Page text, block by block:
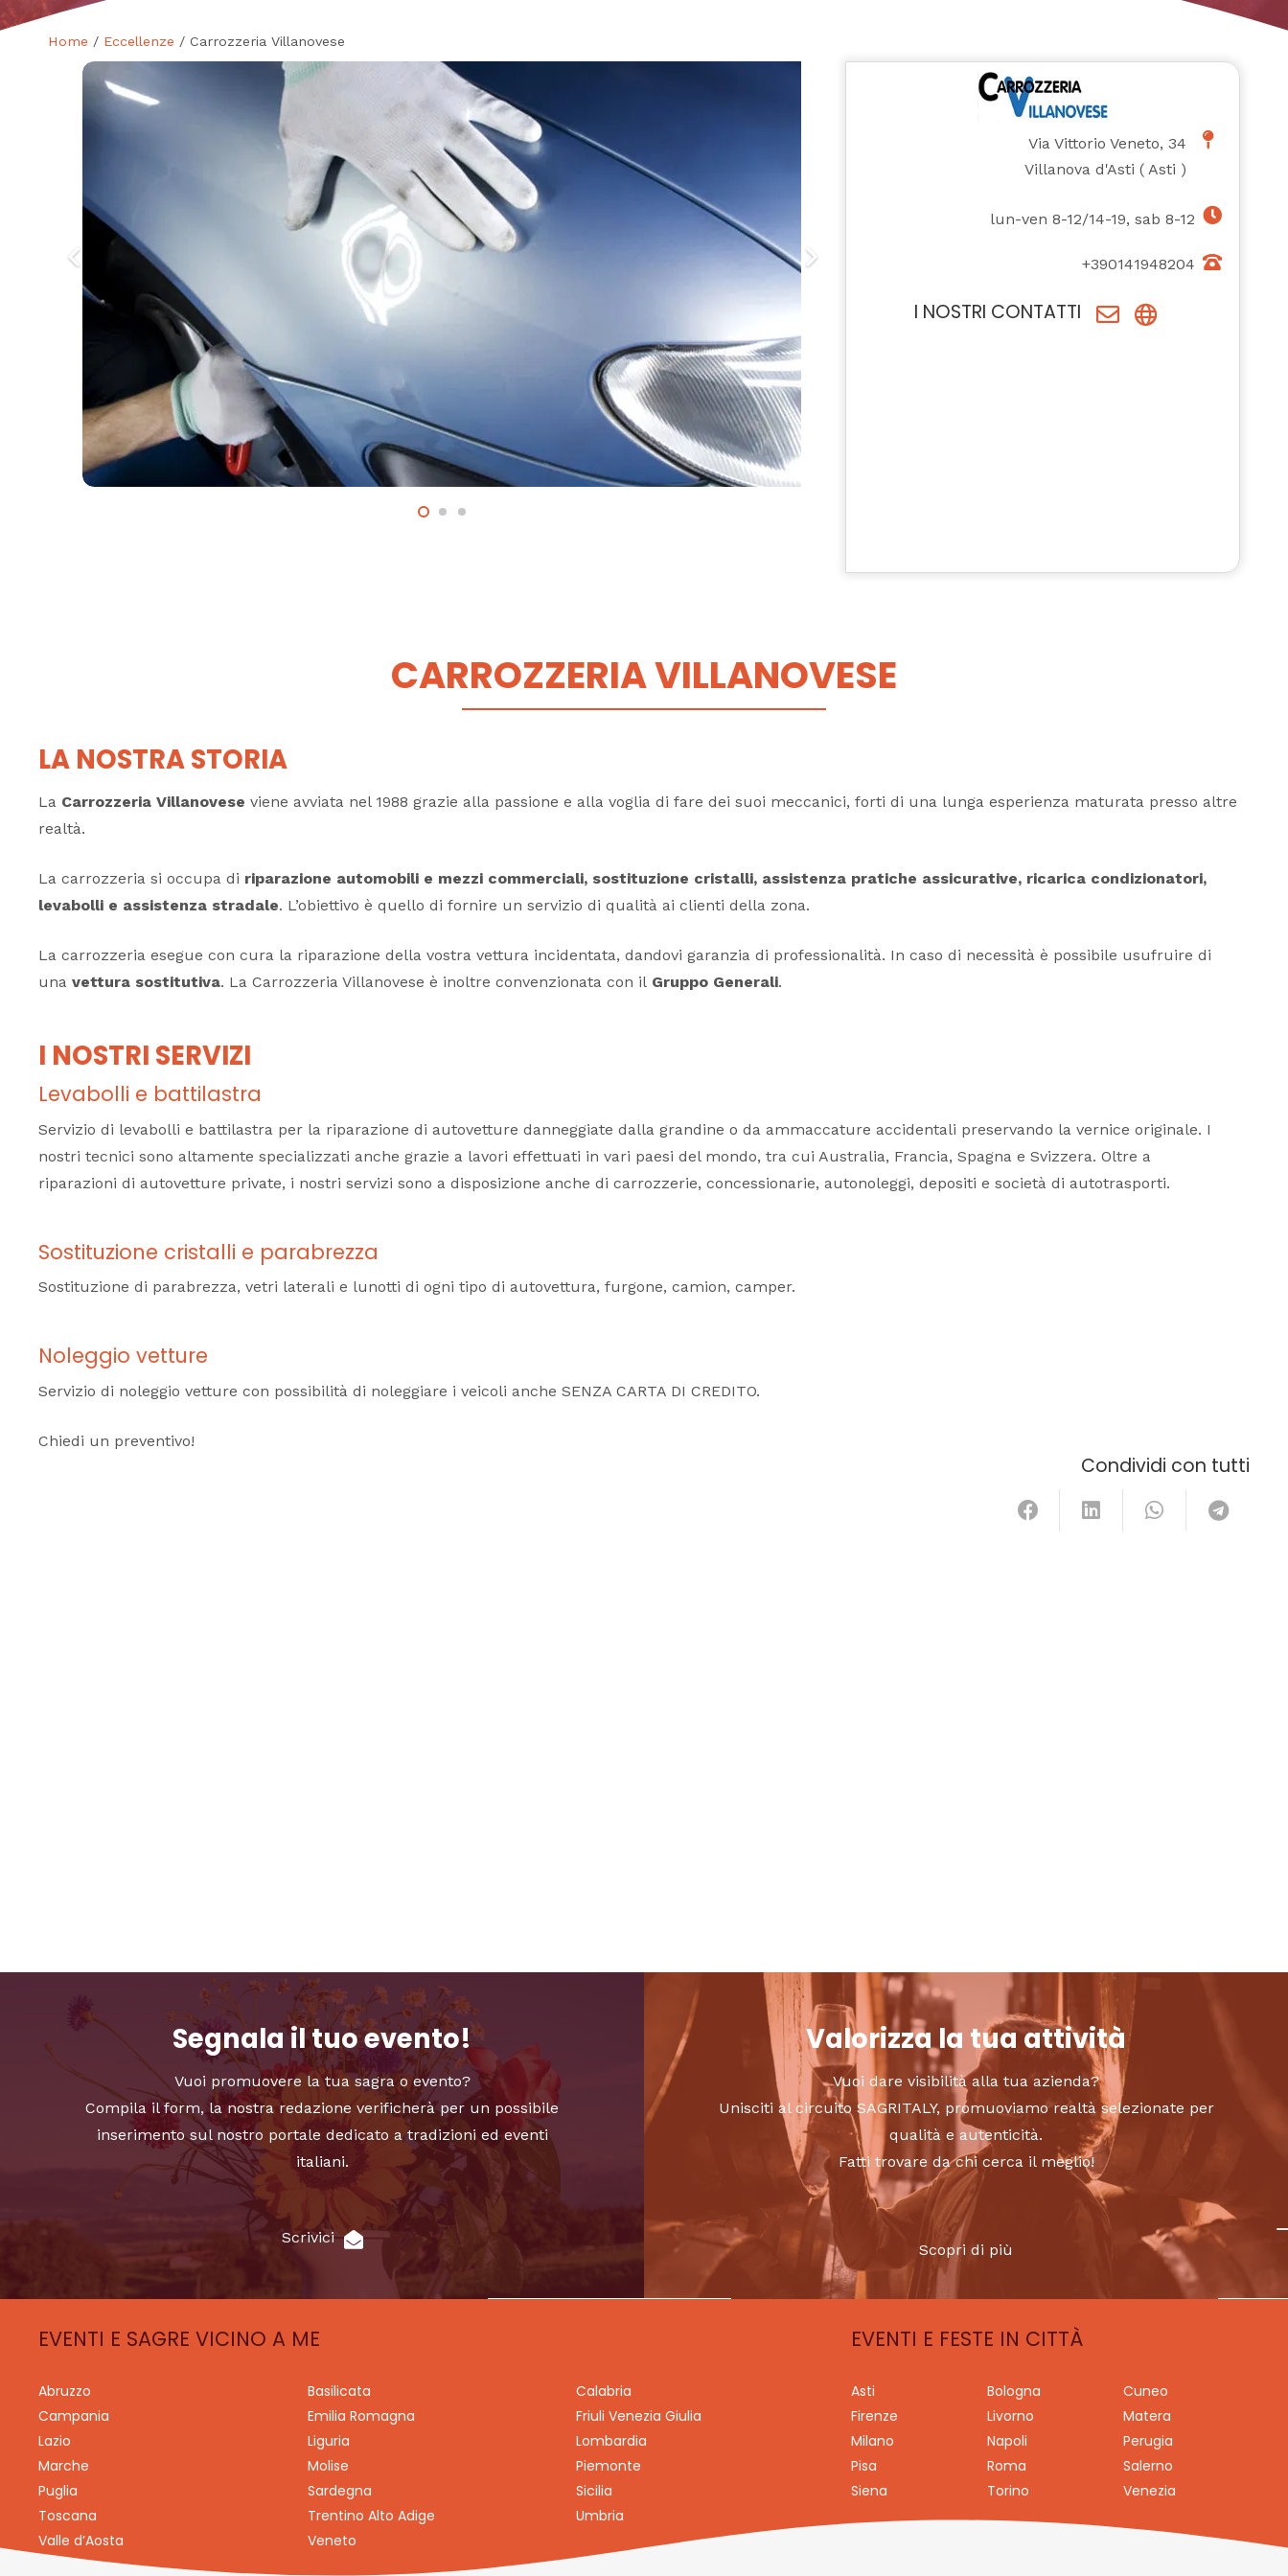
Home / Eccellenze / Carrozzeria Villanovese
Via Vittorio Veneto, 34
Villanova d'Asti (Asti )
lun-ven 8-12/14-19, sab 8-12
+390141948204
I NOSTRI CONTATTI
CARROZZERIA VILLANOVESE
LA NOSTRA STORIA
La Carrozzeria Villanovese viene avviata nel 1988 grazie alla passione e alla voglia di fare dei suoi meccanici, forti di una lunga esperienza maturata presso altre
realtà.
La carrozzeria si occupa di riparazione automobili e mezzi commerciali, sostituzione cristalli, assistenza pratiche assicurative, ricarica condizionatori,
levabolli e assistenza stradale. L’obiettivo è quello di fornire un servizio di qualità ai clienti della zona.
La carrozzeria esegue con cura la riparazione della vostra vettura incidentata, dandovi garanzia di professionalità. In caso di necessità è possibile usufruire di
una vettura sostitutiva. La Carrozzeria Villanovese è inoltre convenzionata con il Gruppo Generali.
I NOSTRI SERVIZI
Levabolli e battilastra
Servizio di levabolli e battilastra per la riparazione di autovetture danneggiate dalla grandine o da ammaccature accidentali preservando la vernice originale. I
nostri tecnici sono altamente specializzati anche grazie a lavori effettuati in vari paesi del mondo, tra cui Australia, Francia, Spagna e Svizzera. Oltre a
riparazioni di autovetture private, i nostri servizi sono a disposizione anche di carrozzerie, concessionarie, autonoleggi, depositi e società di autotrasporti.
Sostituzione cristalli e parabrezza
Sostituzione di parabrezza, vetri laterali e lunotti di ogni tipo di autovettura, furgone, camion, camper.
Noleggio vetture
Servizio di noleggio vetture con possibilità di noleggiare i veicoli anche SENZA CARTA DI CREDITO.
Chiedi un preventivo!
Condividi con tutti
Segnala il tuo evento!
Vuoi promuovere la tua sagra o evento?
Compila il form, la nostra redazione verificherà per un possibile
inserimento sul nostro portale dedicato a tradizioni ed eventi
italiani.
Scrivici
Valorizza la tua attività
Vuoi dare visibilità alla tua azienda?
Unisciti al circuito SAGRITALY, promuoviamo realtà selezionate per
qualità e autenticità.
Fatti trovare da chi cerca il meglio!
Scopri di più
EVENTI E SAGRE VICINO A ME
Abruzzo Basilicata
Calabria
Campania
Emilia Romagna
Friuli Venezia Giulia
Lazio
Liguria
Lombardia
Marche
Molise
Piemonte
Puglia
Sardegna
Sicilia
Toscana
Trentino Alto Adige
Umbria
Valle d’Aosta
Veneto
EVENTI E FESTE IN CITTÀ
Asti Bologna
Cuneo
Firenze
Livorno
Matera
Milano
Napoli
Perugia
Pisa
Roma
Salerno
Siena
Torino Venezia